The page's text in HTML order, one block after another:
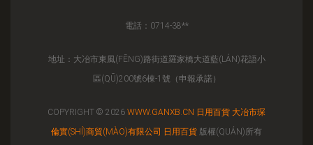
電話：0714-38**
地址：大冶市東風(FĒNG)路街道羅家橋大道藍(LÁN)花語小
區(QŪ)200號6棟-1號（申報承諾）
COPYRIGHT © 2026 WWW.GANXB.CN 日用百貨 大冶市琛
倫實(SHÍ)商貿(MÀO)有限公司 日用百貨 版權(QUÁN)所有